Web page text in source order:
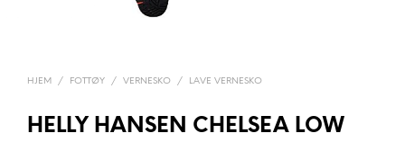
HJEM / FOTTØY / VERNESKO / LAVE VERNESKO
HELLY HANSEN CHELSEA LOW